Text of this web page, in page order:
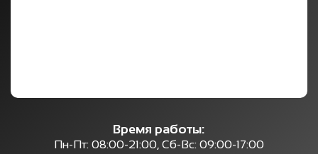
Время работы:
Пн-Пт: 08:00-21:00, Сб-Вс: 09:00-17:00